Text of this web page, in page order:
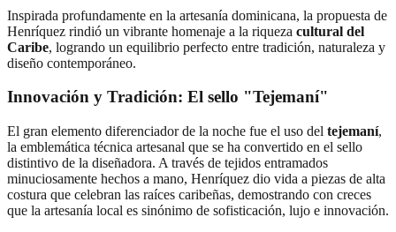
Inspirada profundamente en la artesanía dominicana, la propuesta de
Henríquez rindió un vibrante homenaje a la riqueza cultural del
Caribe, logrando un equilibrio perfecto entre tradición, naturaleza y
diseño contemporáneo.
Innovación y Tradición: El sello "Tejemaní"
El gran elemento diferenciador de la noche fue el uso del tejemaní,
la emblemática técnica artesanal que se ha convertido en el sello
distintivo de la diseñadora. A través de tejidos entramados
minuciosamente hechos a mano, Henríquez dio vida a piezas de alta
costura que celebran las raíces caribeñas, demostrando con creces
que la artesanía local es sinónimo de sofisticación, lujo e innovación.